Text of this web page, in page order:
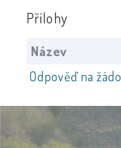
Přílohy
Název
Odpověď na